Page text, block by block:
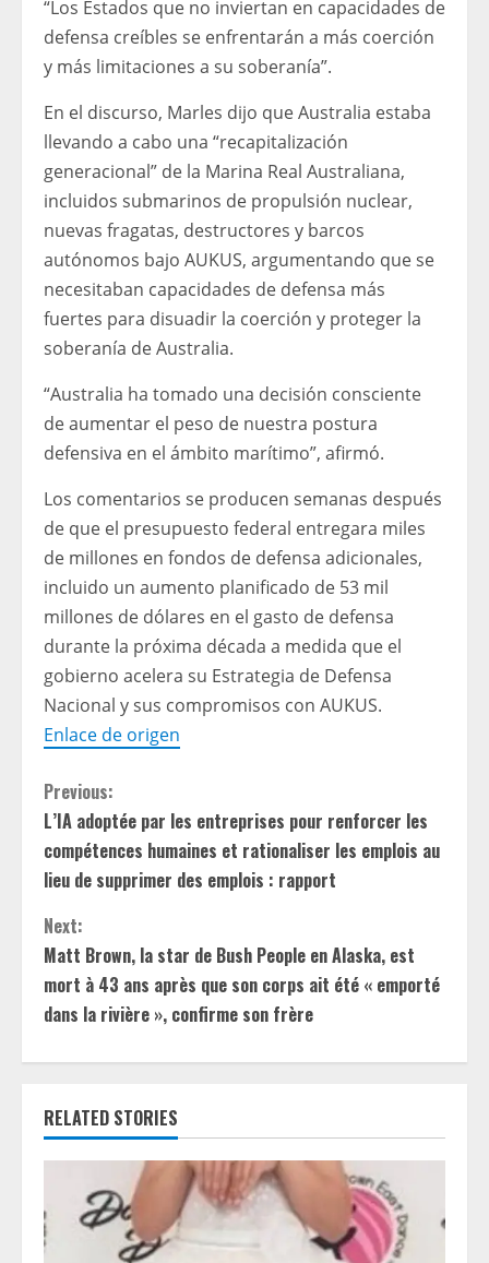
“Los Estados que no inviertan en capacidades de
defensa creíbles se enfrentarán a más coerción
y más limitaciones a su soberanía”.
En el discurso, Marles dijo que Australia estaba
llevando a cabo una “recapitalización
generacional” de la Marina Real Australiana,
incluidos submarinos de propulsión nuclear,
nuevas fragatas, destructores y barcos
autónomos bajo AUKUS, argumentando que se
necesitaban capacidades de defensa más
fuertes para disuadir la coerción y proteger la
soberanía de Australia.
“Australia ha tomado una decisión consciente
de aumentar el peso de nuestra postura
defensiva en el ámbito marítimo”, afirmó.
Los comentarios se producen semanas después
de que el presupuesto federal entregara miles
de millones en fondos de defensa adicionales,
incluido un aumento planificado de 53 mil
millones de dólares en el gasto de defensa
durante la próxima década a medida que el
gobierno acelera su Estrategia de Defensa
Nacional y sus compromisos con AUKUS.
Enlace de origen
C
o
n
t
i
n
u
e
R
e
Previous:
L’IA adoptée par les entreprises pour renforcer les
compétences humaines et rationaliser les emplois au
lieu de supprimer des emplois : rapport
Next:
Matt Brown, la star de Bush People en Alaska, est
mort à 43 ans après que son corps ait été « emporté
dans la rivière », confirme son frère
RELATED STORIES